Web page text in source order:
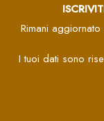
Rimani
I tuoi dati sono